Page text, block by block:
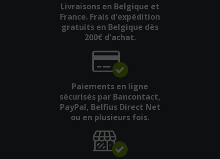
Livraisons en Belgique et
France. Frais d'expédition
gratuits en Belgique dès
200€ d'achat.
Paiements en ligne
sécurisés par Bancontact,
PayPal, Belfius Direct Net
ou en plusieurs fois.